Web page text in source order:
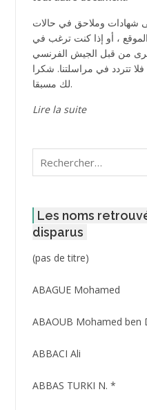
شهادات وملاحق في حالات
، أو إذا كنت ترغب في
من قبل الجيش الفرنسي
الجزائر العاصمة عام 1957 ، فلا تتردد في مراسلتنا. شكرا
لك مسبقا.
Lire la suite
Rechercher :
Les noms
disparus
(pas de titre)Post
3416
ABAGUE Mohamed
ABAOUB Mohamed ben
ABBACI Ali
ABBAS TURKI N. *